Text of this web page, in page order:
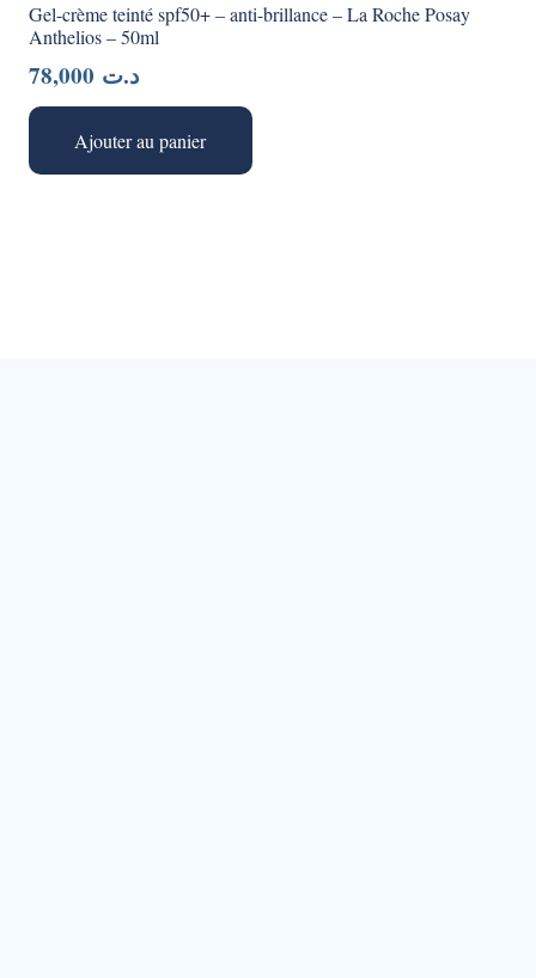
Gel-crème teinté spf50+ – anti-brillance – La Roche Posay
Anthelios – 50ml
د.ت
Ajouter au panier